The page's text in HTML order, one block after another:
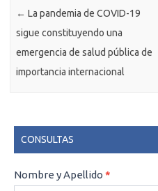
← La pandemia de COVID-19
sigue constituyendo una
emergencia de salud pública de
importancia internacional
CONSULTAS
CONSULTAS
Nombre y Apellido *